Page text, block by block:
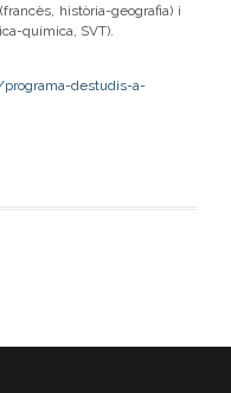
història-geografia) i
química, SVT).
destudis-a-